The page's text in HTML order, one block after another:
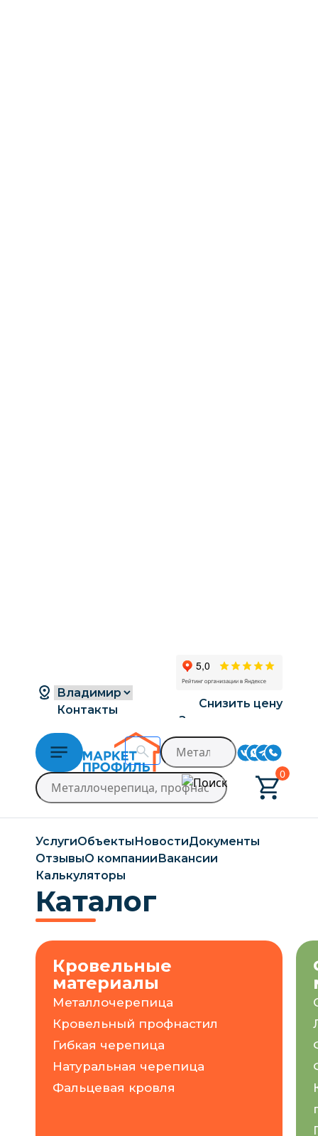
Контакты
Снизить цену
Заказать расчет
Доставка и оплата
0
УслугиОбъектыНовостиДокументы
ОтзывыО компанииВакансии
Калькуляторы
Каталог
Кровельные
материалы
Металлочерепица
Кровельный профнастил
Гибкая черепица
Натуральная черепица
Фальцевая кровля